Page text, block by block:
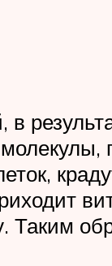
Таким